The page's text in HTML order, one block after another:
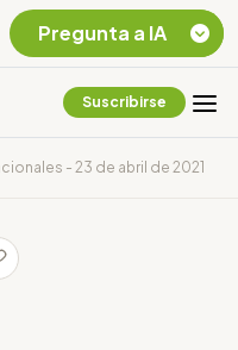
Suscribirse
- 23 de abril de 2021
Pregunta a IA
Chevron Ecuador